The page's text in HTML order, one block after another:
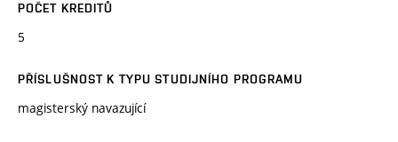
POČET KREDITŮ
5
PŘÍSLUŠNOST K TYPU STUDIJNÍHO PROGRAMU
magisterský navazující